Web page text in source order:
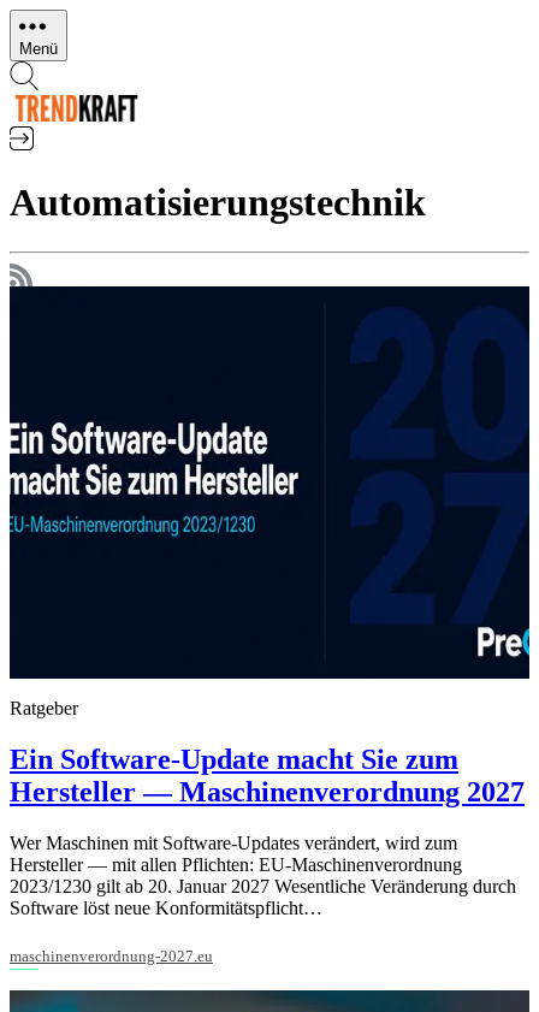
Direkt
zum
Inhalt
Menü
Automatisierungstechnik
Ratgeber
Ein Software-Update macht Sie zum
Hersteller — Maschinenverordnung 2027
Wer Maschinen mit Software-Updates verändert, wird zum
Hersteller — mit allen Pflichten: EU-Maschinenverordnung
2023/1230 gilt ab 20. Januar 2027 Wesentliche Veränderung durch
Software löst neue Konformitätspflicht…
maschinenverordnung-2027.eu